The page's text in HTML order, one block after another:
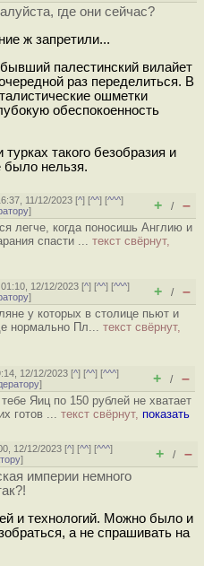
где они сейчас?
ж запретили...
палестинский вилайет
раз переделиться. В
ошметки
обеспокоенность
такого безобразия и
было нельзя.
11/12/2023 [^] [^^] [^^^]
] + / –
легче, когда поносишь Англию и
спасти ... текст свёрнут,
12/12/2023 [^] [^^] [^^^]
] + / –
у которых в столице пьют и
нормально Пл... текст свёрнут,
12/12/2023 [^] [^^] [^^^]
] + / –
Яиц по 150 рублей не хватает
готов ... текст свёрнут, показать
12/12/2023 [^] [^^] [^^^]
] + / –
империи немного
и технологий. Можно было и
а не спрашивать на